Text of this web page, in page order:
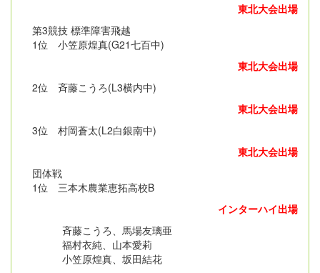
東北大会出場
第3競技 標準障害飛越
1位 小笠原煌真(G21七百中)
東北大会出場
2位 斉藤こうろ(L3横内中)
東北大会出場
3位 村岡蒼太(L2白銀南中)
東北大会出場
団体戦
1位 三本木農業恵拓高校B
インターハイ出場
斉藤こうろ、馬場友璃亜
福村衣純、山本愛莉
小笠原煌真、坂田結花